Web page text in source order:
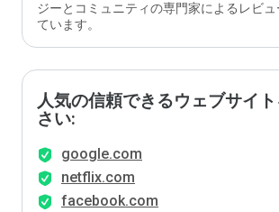
ジーとコミュニティの専門家によるレビ
ています。
人気の信頼できるウェブサイ
さい:
google.com
netflix.com
facebook.com